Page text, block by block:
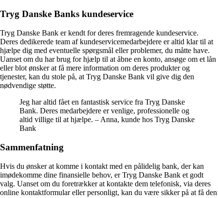
Tryg Danske Banks kundeservice
Tryg Danske Bank er kendt for deres fremragende kundeservice.
Deres dedikerede team af kundeservicemedarbejdere er altid klar til at
hjælpe dig med eventuelle spørgsmål eller problemer, du måtte have.
Uanset om du har brug for hjælp til at åbne en konto, ansøge om et lån
eller blot ønsker at få mere information om deres produkter og
tjenester, kan du stole på, at Tryg Danske Bank vil give dig den
nødvendige støtte.
Jeg har altid fået en fantastisk service fra Tryg Danske
Bank. Deres medarbejdere er venlige, professionelle og
altid villige til at hjælpe. – Anna, kunde hos Tryg Danske
Bank
Sammenfatning
Hvis du ønsker at komme i kontakt med en pålidelig bank, der kan
imødekomme dine finansielle behov, er Tryg Danske Bank et godt
valg. Uanset om du foretrækker at kontakte dem telefonisk, via deres
online kontaktformular eller personligt, kan du være sikker på at få den